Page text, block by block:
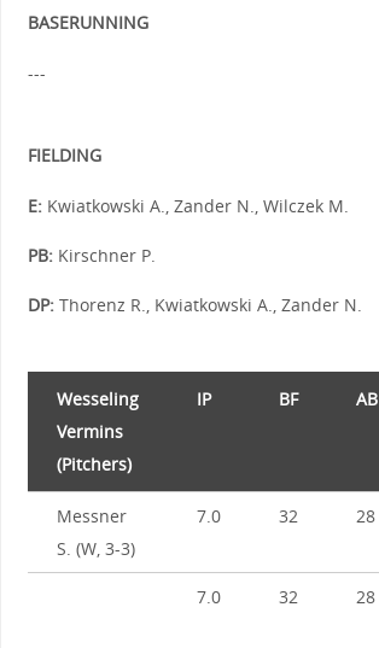
BASERUNNING
---
FIELDING
E:Kwiatkowski A., Zander N., Wilczek M.
PB:Kirschner P.
DP:Thorenz R., Kwiatkowski A., Zander N.
Wesseling
Vermins
(Pitchers)
IP BF AB
Messner
S. (W, 3-3)
7.0 32 28
7.0 32 28